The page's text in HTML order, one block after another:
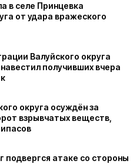
в селе Принцевка
от удара вражеского
Валуйского округа
получивших вчера
округа осуждён за
взрывчатых веществ,
подвергся атаке со стороны